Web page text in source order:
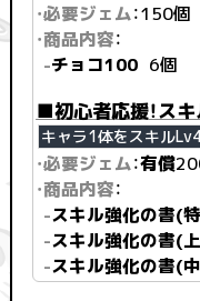
・必要ジェム：150
・商品内容：
-チョコ100 6個
■初心者応援！ス
キャラ1体をスキル
・必要ジェム：有償
・商品内容：
-スキル強化の書(
-スキル強化の書(
-スキル強化の書(